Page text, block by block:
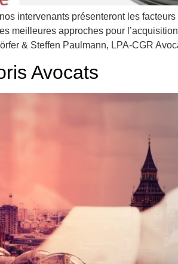
intervenants présenteront les
meilleures approches pour
& Steffen Paulmann, LPA-CGR
Avocats